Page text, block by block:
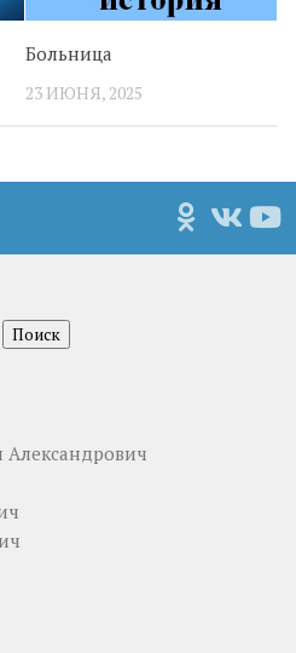
Больница
23 ИЮНЯ, 2025
Поиск